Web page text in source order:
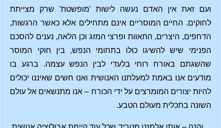
ועם זאת אין האדם נעשה לישות 'מופשטת' שרק מצייתת
לחוקים. החיים המוסריים אינם מתחילים אלא כאשר הרגשות,
הדחפים, היצרים, התאוות ופרצי המזג וכן הלאה, נענים להסכם
הפנימי שיש להשיגו כולו בתחומי הנפש, בין חוקי המוסר
שהשגתם באורח רוחי בלעדי לבין הנפש עצמה. ברגע בו
מודעים אנו באמת למעלתנו האנושית ואנו חשים שאיננו יכולים
להיות יצורים המומרצים על ידי הכורח – אנו מתנשאים אל עולם
השונה בתכלית מעולם הטבע.